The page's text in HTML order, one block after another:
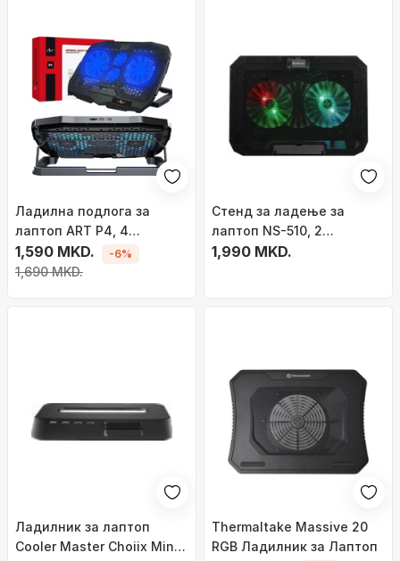
Ладилна подлога за
лаптоп ART P4, 4
вентилатори, ЛЕД, за 9-
17\"
1,590 MKD.
1,690 MKD.
-6%
Стенд за ладење за
лаптоп NS-510, 2
вентилатори, rainbow
1,990 MKD.
Ладилник за лаптоп
Cooler Master Choiix Mini
Thermaltake Massive 20
RGB Ладилник за Лаптоп